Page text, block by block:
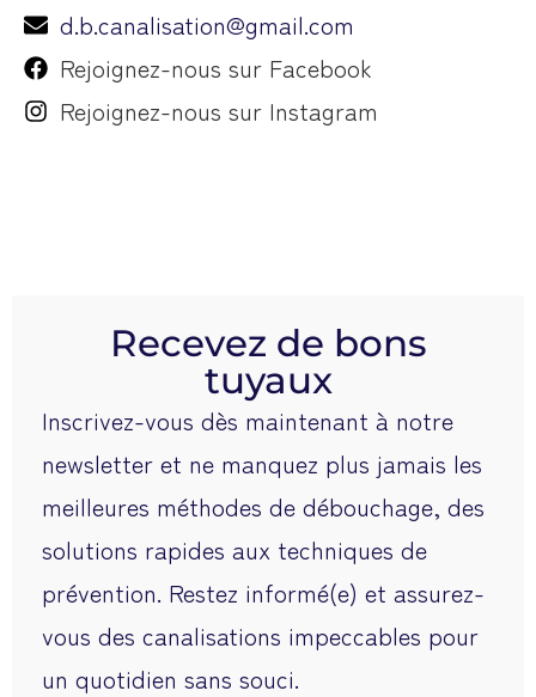
d.b.canalisation@gmail.com
Rejoignez-nous sur Facebook
Rejoignez-nous sur Instagram
Recevez de bons
tuyaux
Inscrivez-vous dès maintenant à notre
newsletter et ne manquez plus jamais les
meilleures méthodes de débouchage, des
solutions rapides aux techniques de
prévention. Restez informé(e) et assurez-
vous des canalisations impeccables pour
un quotidien sans souci.